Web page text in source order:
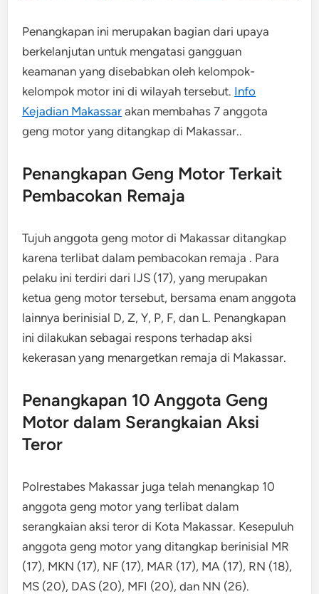
Penangkapan ini merupakan bagian dari upaya
berkelanjutan untuk mengatasi gangguan
keamanan yang disebabkan oleh kelompok-
kelompok motor ini di wilayah tersebut. Info
Kejadian Makassar akan membahas 7 anggota
geng motor yang ditangkap di Makassar..
Penangkapan Geng Motor Terkait
Pembacokan Remaja
Tujuh anggota geng motor di Makassar ditangkap
karena terlibat dalam pembacokan remaja . Para
pelaku ini terdiri dari IJS (17), yang merupakan
ketua geng motor tersebut, bersama enam anggota
lainnya berinisial D, Z, Y, P, F, dan L. Penangkapan
ini dilakukan sebagai respons terhadap aksi
kekerasan yang menargetkan remaja di Makassar.
Penangkapan 10 Anggota Geng
Motor dalam Serangkaian Aksi
Teror
Polrestabes Makassar juga telah menangkap 10
anggota geng motor yang terlibat dalam
serangkaian aksi teror di Kota Makassar. Kesepuluh
anggota geng motor yang ditangkap berinisial MR
(17), MKN (17), NF (17), MAR (17), MA (17), RN (18),
MS (20), DAS (20), MFI (20), dan NN (26).